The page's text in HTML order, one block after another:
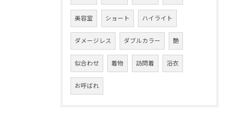
美容室 ショート ハイライト
ダメージレス ダブルカラー 艶
似合わせ 着物 訪問着 浴衣
お呼ばれ